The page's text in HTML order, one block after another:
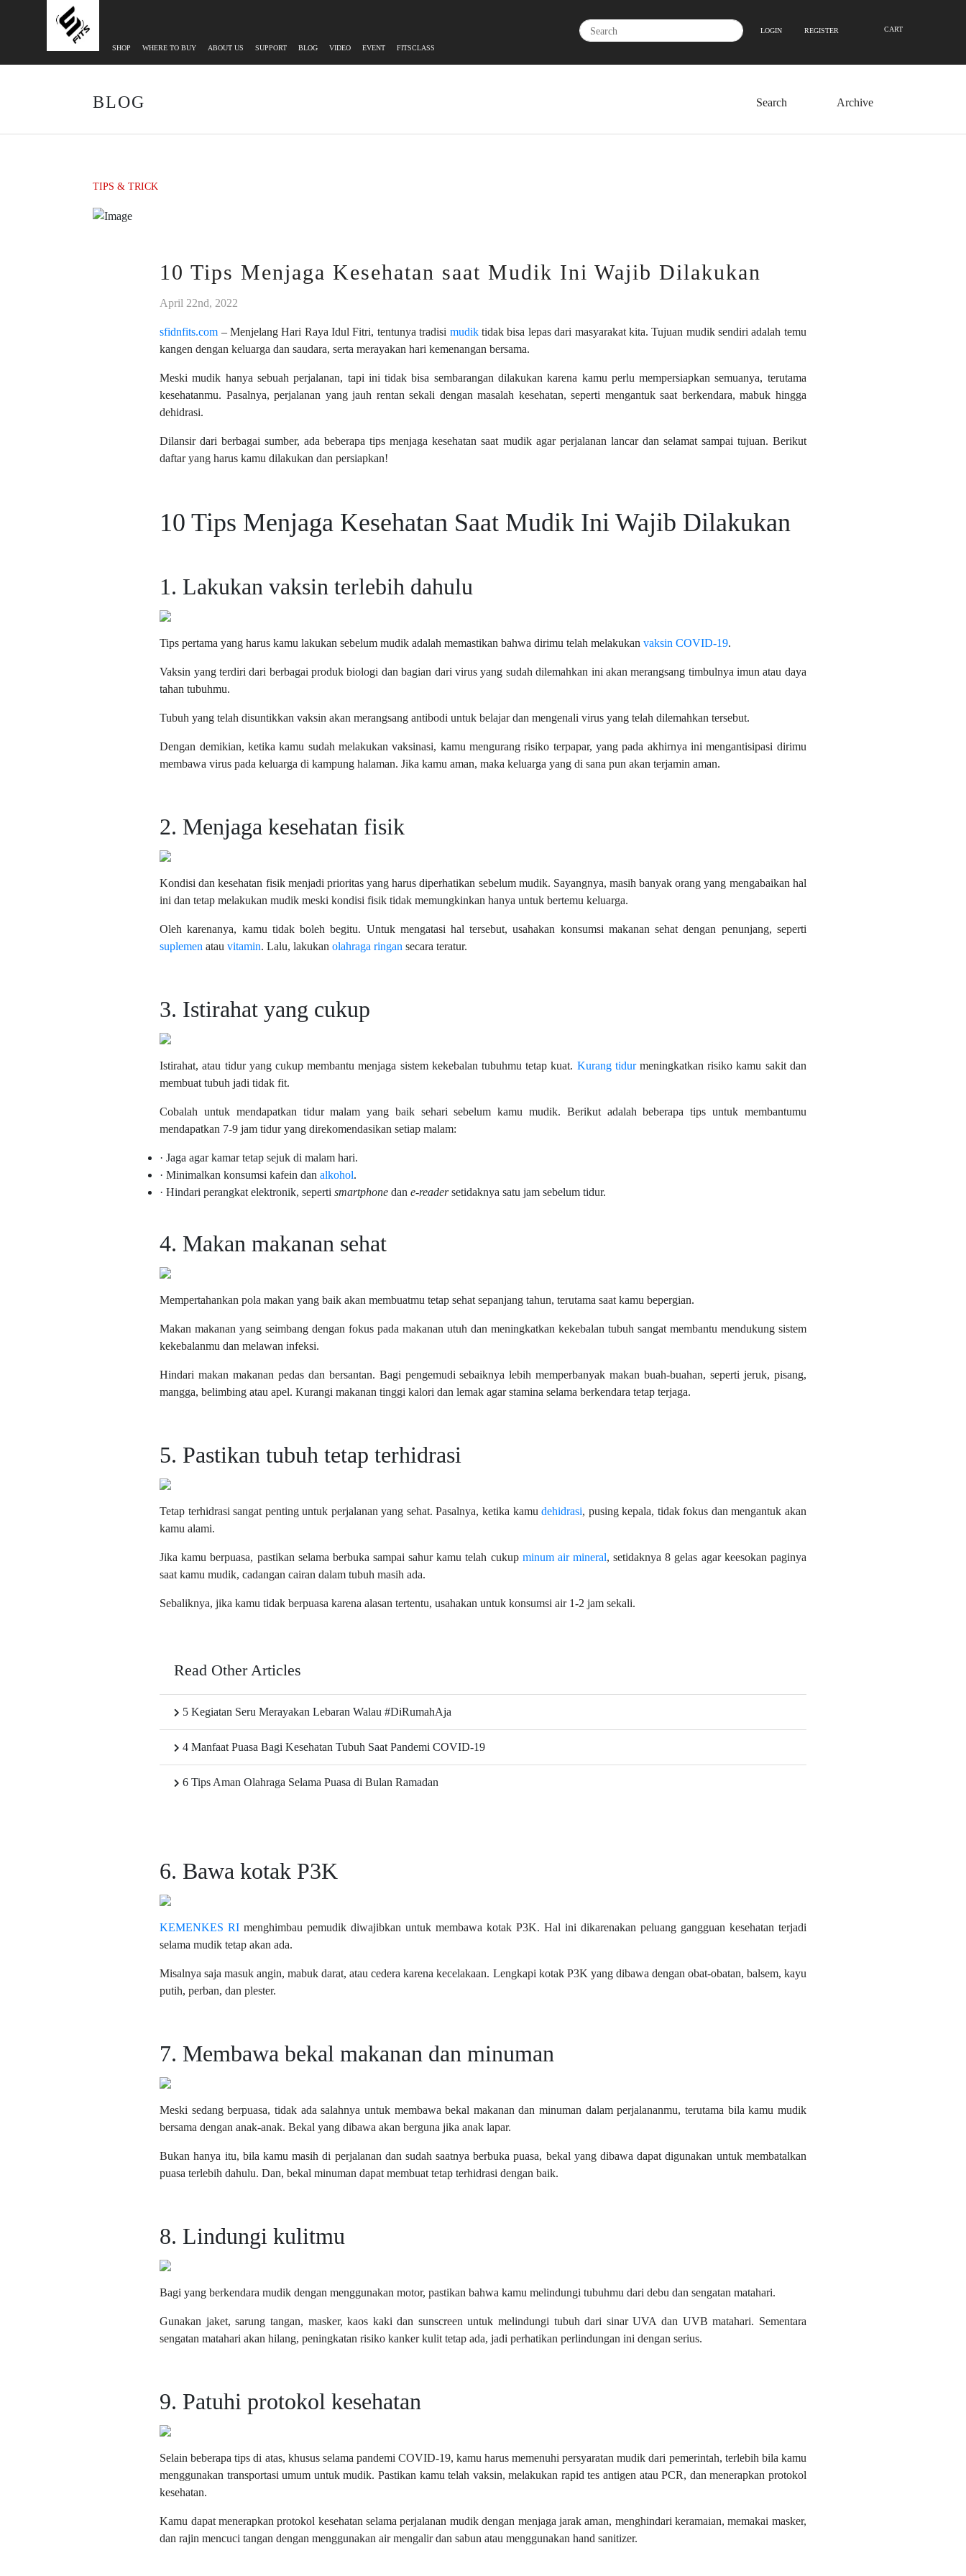
SHOP WHERE TO BUY ABOUT US SUPPORT BLOG VIDEO EVENT FITSCLASS
LOGIN REGISTER CART
BLOG Archive
TIPS & TRICK
10 Tips Menjaga Kesehatan saat Mudik Ini Wajib Dilakukan
April 22nd, 2022
sfidnfits.com – Menjelang Hari Raya Idul Fitri, tentunya tradisi mudik tidak bisa lepas dari masyarakat kita. Tujuan mudik sendiri adalah temu
kangen dengan keluarga dan saudara, serta merayakan hari kemenangan bersama.
Meski mudik hanya sebuah perjalanan, tapi ini tidak bisa sembarangan dilakukan karena kamu perlu mempersiapkan semuanya, terutama
kesehatanmu. Pasalnya, perjalanan yang jauh rentan sekali dengan masalah kesehatan, seperti mengantuk saat berkendara, mabuk hingga
dehidrasi.
Dilansir dari berbagai sumber, ada beberapa tips menjaga kesehatan saat mudik agar perjalanan lancar dan selamat sampai tujuan. Berikut
daftar yang harus kamu dilakukan dan persiapkan!
10 Tips Menjaga Kesehatan Saat Mudik Ini Wajib Dilakukan
1. Lakukan vaksin terlebih dahulu
Tips pertama yang harus kamu lakukan sebelum mudik adalah memastikan bahwa dirimu telah melakukanvaksin COVID-19.
Vaksin yang terdiri dari berbagai produk biologi dan bagian dari virus yang sudah dilemahkan ini akan merangsang timbulnya imun atau daya
tahan tubuhmu.
Tubuh yang telah disuntikkan vaksin akan merangsang antibodi untuk belajar dan mengenali virus yang telah dilemahkan tersebut.
Dengan demikian, ketika kamu sudah melakukan vaksinasi, kamu mengurang risiko terpapar, yang pada akhirnya ini mengantisipasi dirimu
membawa virus pada keluarga di kampung halaman. Jika kamu aman, maka keluarga yang di sana pun akan terjamin aman.
2. Menjaga kesehatan fisik
Kondisi dan kesehatan fisik menjadi prioritas yang harus diperhatikan sebelum mudik. Sayangnya, masih banyak orang yang mengabaikan hal
ini dan tetap melakukan mudik meski kondisi fisik tidak memungkinkan hanya untuk bertemu keluarga.
Oleh karenanya, kamu tidak boleh begitu. Untuk mengatasi hal tersebut, usahakan konsumsi makanan sehat dengan penunjang, seperti
suplemenatauvitamin. Lalu, lakukanolahraga ringan secara teratur.
3. Istirahat yang cukup
Istirahat, atau tidur yang cukup membantu menjaga sistem kekebalan tubuhmu tetap kuat. Kurang tidur meningkatkan risiko kamu sakit dan
membuat tubuh jadi tidak fit.
Cobalah untuk mendapatkan tidur malam yang baik sehari sebelum kamu mudik. Berikut adalah beberapa tips untuk membantumu
mendapatkan 7-9 jam tidur yang direkomendasikan setiap malam:
· Jaga agar kamar tetap sejuk di malam hari.
· Minimalkan konsumsi kafein danalkohol.
· Hindari perangkat elektronik, sepertismartphone dane-readersetidaknya satu jam sebelum tidur.
4. Makan makanan sehat
Mempertahankan pola makan yang baik akan membuatmu tetap sehat sepanjang tahun, terutama saat kamu bepergian.
Makan makanan yang seimbang dengan fokus pada makanan utuh dan meningkatkan kekebalan tubuh sangat membantu mendukung sistem
kekebalanmu dan melawan infeksi.
Hindari makan makanan pedas dan bersantan. Bagi pengemudi sebaiknya lebih memperbanyak makan buah-buahan, seperti jeruk, pisang,
mangga, belimbing atau apel. Kurangi makanan tinggi kalori dan lemak agar stamina selama berkendara tetap terjaga.
5. Pastikan tubuh tetap terhidrasi
Tetap terhidrasi sangat penting untuk perjalanan yang sehat. Pasalnya, ketika kamu dehidrasi, pusing kepala, tidak fokus dan mengantuk akan
kamu alami.
Jika kamu berpuasa, pastikan selama berbuka sampai sahur kamu telah cukup minum air mineral, setidaknya 8 gelas agar keesokan paginya
saat kamu mudik, cadangan cairan dalam tubuh masih ada.
Sebaliknya, jika kamu tidak berpuasa karena alasan tertentu, usahakan untuk konsumsi air 1-2 jam sekali.
Read Other Articles
5 Kegiatan Seru Merayakan Lebaran Walau #DiRumahAja
4 Manfaat Puasa Bagi Kesehatan Tubuh Saat Pandemi COVID-19
6 Tips Aman Olahraga Selama Puasa di Bulan Ramadan
6. Bawa kotak P3K
KEMENKES RI menghimbau pemudik diwajibkan untuk membawa kotak P3K. Hal ini dikarenakan peluang gangguan kesehatan terjadi
selama mudik tetap akan ada.
Misalnya saja masuk angin, mabuk darat, atau cedera karena kecelakaan. Lengkapi kotak P3K yang dibawa dengan obat-obatan, balsem, kayu
putih, perban, dan plester.
7. Membawa bekal makanan dan minuman
Meski sedang berpuasa, tidak ada salahnya untuk membawa bekal makanan dan minuman dalam perjalananmu, terutama bila kamu mudik
bersama dengan anak-anak. Bekal yang dibawa akan berguna jika anak lapar.
Bukan hanya itu, bila kamu masih di perjalanan dan sudah saatnya berbuka puasa, bekal yang dibawa dapat digunakan untuk membatalkan
puasa terlebih dahulu. Dan, bekal minuman dapat membuat tetap terhidrasi dengan baik.
8. Lindungi kulitmu
Bagi yang berkendara mudik dengan menggunakan motor, pastikan bahwa kamu melindungi tubuhmu dari debu dan sengatan matahari.
Gunakan jaket, sarung tangan, masker, kaos kaki dan sunscreen untuk melindungi tubuh dari sinar UVA dan UVB matahari. Sementara
sengatan matahari akan hilang, peningkatan risiko kanker kulit tetap ada, jadi perhatikan perlindungan ini dengan serius.
9. Patuhi protokol kesehatan
Selain beberapa tips di atas, khusus selama pandemi COVID-19, kamu harus memenuhi persyaratan mudik dari pemerintah, terlebih bila kamu
menggunakan transportasi umum untuk mudik. Pastikan kamu telah vaksin, melakukan rapid tes antigen atau PCR, dan menerapkan protokol
kesehatan.
Kamu dapat menerapkan protokol kesehatan selama perjalanan mudik dengan menjaga jarak aman, menghindari keramaian, memakai masker,
dan rajin mencuci tangan dengan menggunakan air mengalir dan sabun atau menggunakan hand sanitizer.